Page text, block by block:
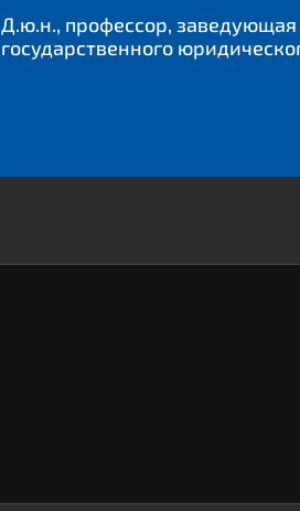
Д.ю.н., профессор, заведующая
государственного